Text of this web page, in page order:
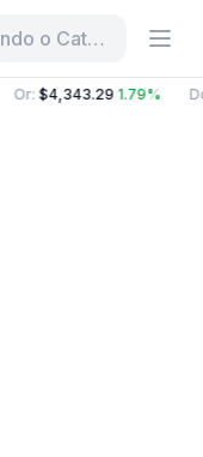
o Categoría
Or: $4,343.29 1.79%